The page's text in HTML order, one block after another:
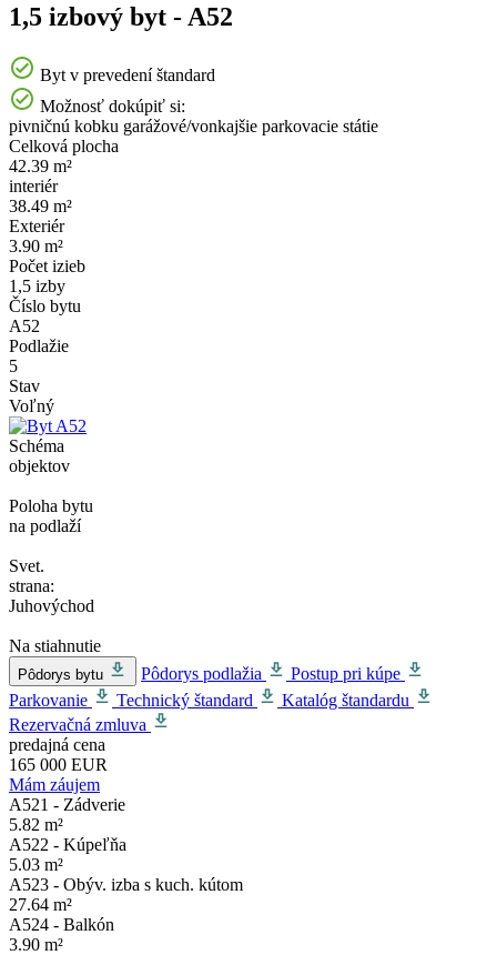
1,5 izbový byt - A52
Byt v prevedení štandard
Možnosť dokúpiť si:
pivničnú kobku garážové/vonkajšie parkovacie státie
Celková plocha
42.39 m²
interiér
38.49 m²
Exteriér
3.90 m²
Počet izieb
1,5 izby
Číslo bytu
A52
Podlažie
5
Stav
Voľný
Schéma
objektov
Poloha bytu
na podlaží
Svet.
strana:
Juhovýchod
Na stiahnutie
Pôdorys bytu Pôdorys podlažia
Postup pri kúpe
Parkovanie
Technický štandard
Katalóg štandardu
Rezervačná zmluva
predajná cena
165 000 EUR
Mám záujem
A521 - Zádverie
5.82 m²
A522 - Kúpeľňa
5.03 m²
A523 - Obýv. izba s kuch. kútom
27.64 m²
A524 - Balkón
3.90 m²